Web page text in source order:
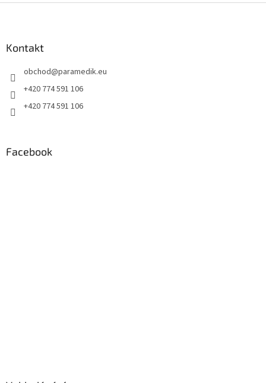
Kontakt
obchod@paramedik.eu
+420 774 591 106
+420 774 591 106
Facebook